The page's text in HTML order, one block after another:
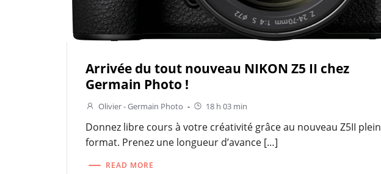
Arrivée du tout nouveau NIKON Z5 II chez
Germain Photo !
Olivier - Germain Photo - 18 h 03 min
Donnez libre cours à votre créativité grâce au nouveau Z5II plein
format. Prenez une longueur d’avance […]
READ MORE